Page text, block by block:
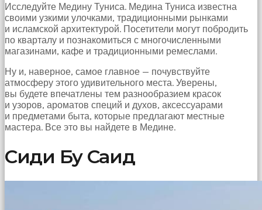
Исследуйте Медину Туниса. Медина Туниса известна
своими узкими улочками, традиционными рынками
и исламской архитектурой. Посетители могут побродить
по кварталу и познакомиться с многочисленными
магазинами, кафе и традиционными ремеслами.
Ну и, наверное, самое главное — почувствуйте
атмосферу этого удивительного места. Уверены,
вы будете впечатлены тем разнообразием красок
и узоров, ароматов специй и духов, аксессуарами
и предметами быта, которые предлагают местные
мастера. Все это вы найдете в Медине.
Сиди Бу Саид